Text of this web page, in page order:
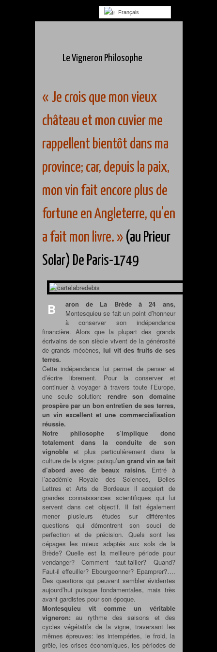
Français
Le Vigneron Philosophe
« Je crois que mon vieux
château et mon cuvier me
rappellent bientôt dans ma
province; car, depuis la paix,
mon vin fait encore plus de
fortune en Angleterre, qu’en
a fait mon livre. » (au Prieur
Solar) De Paris-1749
B
aron de La Brède à 24 ans,
Montesquieu se fait un point d’honneur
à conserver son indépendance
financière. Alors que la plupart des grands
écrivains de son siècle vivent de la générosité
de grands mécènes, lui vit des fruits de ses
terres.
Cette indépendance lui permet de penser et
d’écrire librement. Pour la conserver et
continuer à voyager à travers toute l’Europe,
une seule solution: rendre son domaine
prospère par un bon entretien de ses terres,
un vin excellent et une commercialisation
réussie.
Notre philosophe s’implique donc
totalement dans la conduite de son
vignoble et plus particulièrement dans la
culture de la vigne: puisqu’un grand vin se fait
d’abord avec de beaux raisins. Entré à
l’académie Royale des Sciences, Belles
Lettres et Arts de Bordeaux il acquiert de
grandes connaissances scientifiques qui lui
servent dans cet objectif. Il fait également
mener plusieurs études sur différentes
questions qui démontrent son souci de
perfection et de précision. Quels sont les
cépages les mieux adaptés aux sols de la
Brède? Quelle est la meilleure période pour
vendanger? Comment faut-tailler? Quand?
Faut-il effeuiller? Ebourgeonner? Epamprer?….
Des questions qui peuvent sembler évidentes
aujourd’hui puisque fondamentales, mais très
avant gardistes pour son époque.
Montesquieu vit comme un véritable
vigneron: au rythme des saisons et des
cycles végétatifs de la vigne, traversant les
mêmes épreuves: les intempéries, le froid, la
grêle, les crises économiques, les périodes de